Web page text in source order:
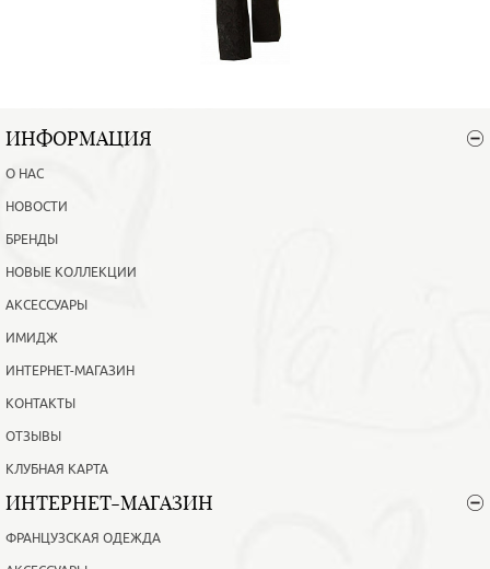
ИНФОРМАЦИЯ
О НАС
НОВОСТИ
БРЕНДЫ
НОВЫЕ КОЛЛЕКЦИИ
АКСЕССУАРЫ
ИМИДЖ
ИНТЕРНЕТ-МАГАЗИН
КОНТАКТЫ
ОТЗЫВЫ
КЛУБНАЯ КАРТА
ИНТЕРНЕТ-МАГАЗИН
ФРАНЦУЗСКАЯ ОДЕЖДА